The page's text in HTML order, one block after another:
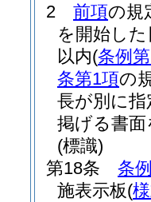
2
前項の規
を開始し
以内(条例
条第1項の
長が別に
掲げる書
(標識)
第18条
条
施表示板(